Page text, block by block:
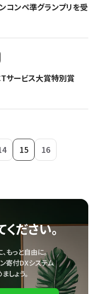
コンペ準グランプリを受
サービス大賞特別賞
15 16
ださい。
もっと自由に。
寄付DXシステム
しょう。